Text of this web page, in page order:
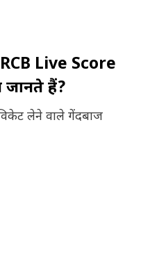
Live Score
हैं?
लेने वाले गेंदबाज